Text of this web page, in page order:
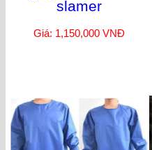
slamer
Giá: 1,150,000 VNĐ